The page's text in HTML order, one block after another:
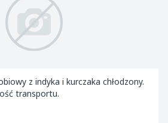
z indyka i kurczaka chłodzony.
transportu.